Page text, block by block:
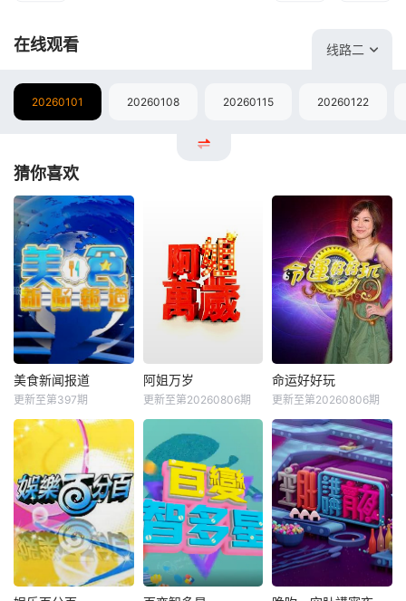
在线观看 线路二
20260101 20260108 20260115 20260122
猜你喜欢
美食新闻报道
更新至第397期
阿姐万岁
更新至第20260806期
命运好好玩
更新至第20260806期